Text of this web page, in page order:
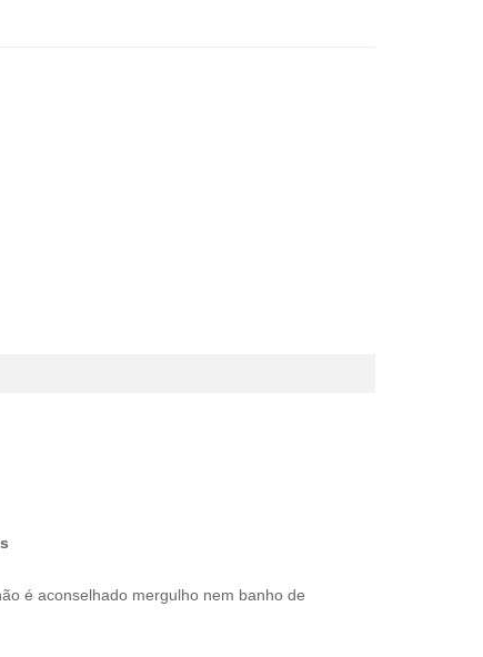
é aconselhado mergulho nem banho de